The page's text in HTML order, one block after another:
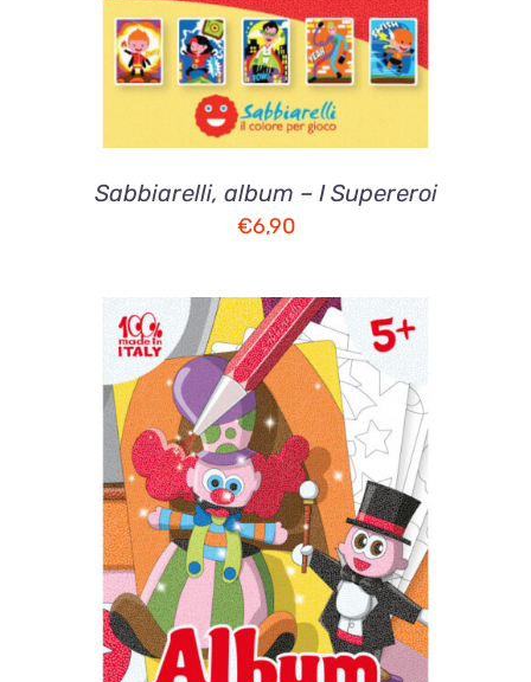
Sabbiarelli, album – I Supereroi
€6,90
AGGIUNGI AL CARRELLO
/
DETTAGLI